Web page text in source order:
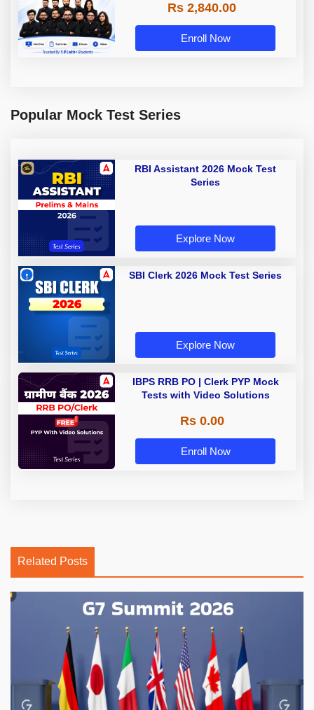
Rs 2,840.00
Enroll Now
Popular Mock Test Series
RBI Assistant 2026 Mock Test
Series
Explore Now
SBI Clerk 2026 Mock Test Series
Explore Now
IBPS RRB PO | Clerk PYP Mock
Tests with Video Solutions
Rs 0.00
Enroll Now
Related Posts